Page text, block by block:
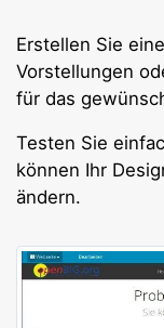
Erstellen Sie
Vorstellungen
für das
Testen Sie
können Ihr
ändern.